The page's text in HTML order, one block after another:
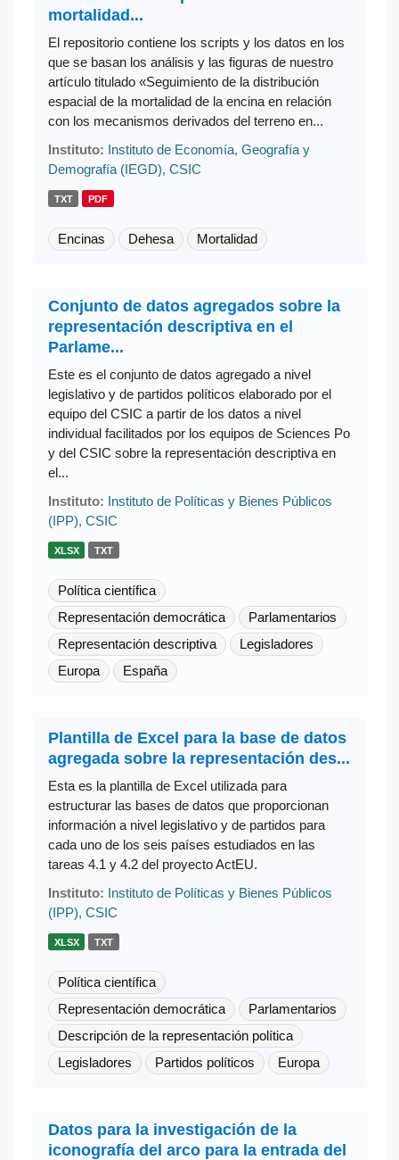
mortalidad...
El repositorio contiene los scripts y los datos en los
que se basan los análisis y las figuras de nuestro
artículo titulado «Seguimiento de la distribución
espacial de la mortalidad de la encina en relación
con los mecanismos derivados del terreno en...
Instituto: Instituto de Economía, Geografía y
Demografía (IEGD), CSIC
TXT PDF
Encinas Dehesa Mortalidad
Conjunto de datos agregados sobre la
representación descriptiva en el
Parlame...
Este es el conjunto de datos agregado a nivel
legislativo y de partidos políticos elaborado por el
equipo del CSIC a partir de los datos a nivel
individual facilitados por los equipos de Sciences Po
y del CSIC sobre la representación descriptiva en
el...
Instituto: Instituto de Políticas y Bienes Públicos
(IPP), CSIC
XLSX TXT
Política científica
Representación democrática
Parlamentarios
Representación descriptiva
Legisladores
Europa
España
Plantilla de Excel para la base de datos
agregada sobre la representación des...
Esta es la plantilla de Excel utilizada para
estructurar las bases de datos que proporcionan
información a nivel legislativo y de partidos para
cada uno de los seis países estudiados en las
tareas 4.1 y 4.2 del proyecto ActEU.
Instituto: Instituto de Políticas y Bienes Públicos
(IPP), CSIC
XLSX TXT
Política científica
Representación democrática
Parlamentarios
Descripción de la representación política
Legisladores
Partidos políticos Europa
Datos para la investigación de la
iconografía del arco para la entrada del